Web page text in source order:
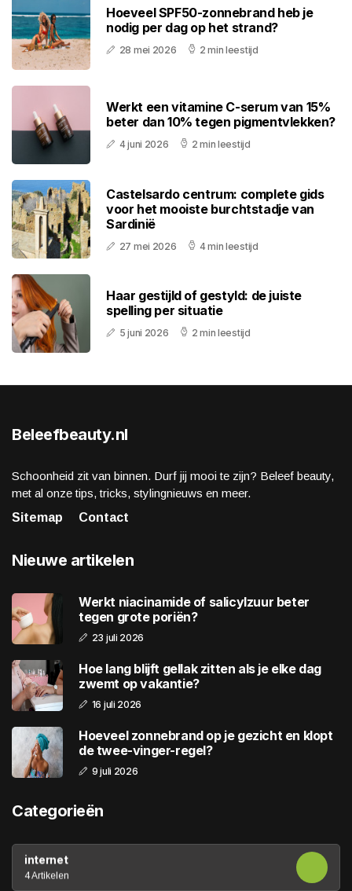
Hoeveel SPF50-zonnebrand heb je
nodig per dag op het strand?
28 mei 2026 2 min leestijd
Werkt een vitamine C-serum van 15%
beter dan 10% tegen pigmentvlekken?
4 juni 2026 2 min leestijd
Castelsardo centrum: complete gids
voor het mooiste burchtstadje van
Sardinië
27 mei 2026 4 min leestijd
Haar gestijld of gestyld: de juiste
spelling per situatie
5 juni 2026 2 min leestijd
Beleefbeauty.nl
Schoonheid zit van binnen. Durf jij mooi te zijn? Beleef beauty,
met al onze tips, tricks, stylingnieuws en meer.
Sitemap
Contact
Nieuwe artikelen
Werkt niacinamide of salicylzuur beter
tegen grote poriën?
23 juli 2026
Hoe lang blijft gellak zitten als je elke dag
zwemt op vakantie?
16 juli 2026
Hoeveel zonnebrand op je gezicht en klopt
de twee-vinger-regel?
9 juli 2026
Categorieën
internet
4 Artikelen